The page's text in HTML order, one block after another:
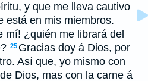
y que me lleva cautivo
está en mis miembros.
mí! ¿quién me librará del
25 Gracias doy á Dios, por
Así que, yo mismo con
Dios, mas con la carne á